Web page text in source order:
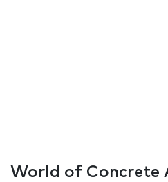
World of Concrete